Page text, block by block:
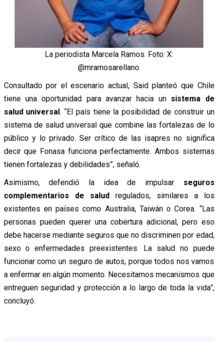
La periodista Marcela Ramos. Foto: X:
@mramosarellano.
Consultado por el escenario actual, Said planteó que Chile
tiene una oportunidad para avanzar hacia un sistema de
salud universal. “El país tiene la posibilidad de construir un
sistema de salud universal que combine las fortalezas de lo
público y lo privado. Ser crítico de las isapres no significa
decir que Fonasa funciona perfectamente. Ambos sistemas
tienen fortalezas y debilidades”, señaló.
Asimismo, defendió la idea de impulsar seguros
complementarios de salud regulados, similares a los
existentes en países como Australia, Taiwán o Corea. “Las
personas pueden querer una cobertura adicional, pero eso
debe hacerse mediante seguros que no discriminen por edad,
sexo o enfermedades preexistentes. La salud no puede
funcionar como un seguro de autos, porque todos nos vamos
a enfermar en algún momento. Necesitamos mecanismos que
entreguen seguridad y protección a lo largo de toda la vida”,
concluyó.